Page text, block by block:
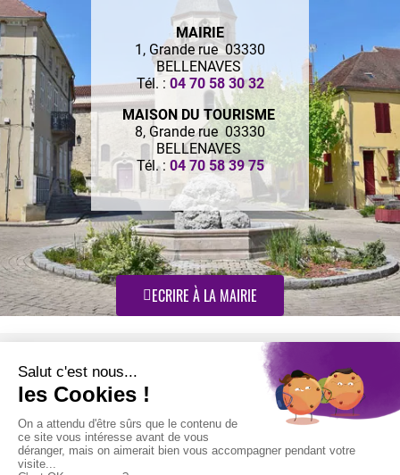
MAIRIE
1, Grande rue 03330
BELLENAVES
Tél. : 04 70 58 30 32
MAISON DU TOURISME
8, Grande rue 03330
BELLENAVES
Tél. : 04 70 58 39 75
ECRIRE À LA MAIRIE
Retrouvez-nous sur :